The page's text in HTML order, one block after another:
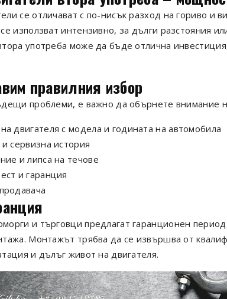
се отличават с по-нисък разход на гориво и
използват интензивно, за дълги разстояния
употреба може да бъде отлична
правилния избор
проблеми, е важно да обърнете внимание
двигателя с модела и годината на автомобила
сервизна история
и липса на течове
и гаранция
и търговци предлагат гаранционен
Монтажът трябва да се извършва от
и дълъг живот на двигателя.